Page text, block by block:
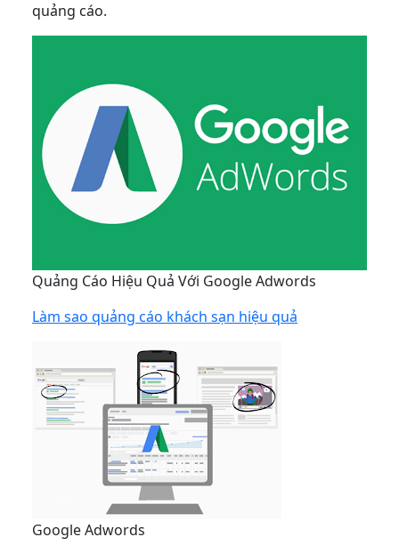
quảng cáo.
Quảng Cáo Hiệu Quả Với Google Adwords
Làm sao quảng cáo khách sạn hiệu quả
Google Adwords